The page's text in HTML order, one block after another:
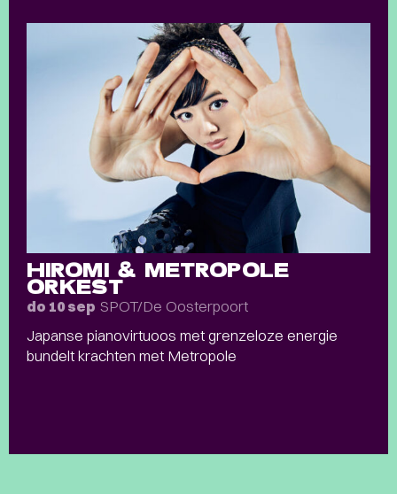
HIROMI & METROPOLE
ORKEST
do 10 sep SPOT/De Oosterpoort
Japanse pianovirtuoos met grenzeloze energie
bundelt krachten met Metropole